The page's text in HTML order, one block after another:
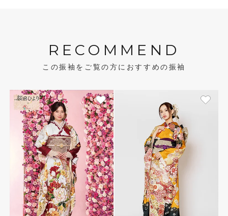
RECOMMEND
この振袖をご覧の方におすすめの振袖